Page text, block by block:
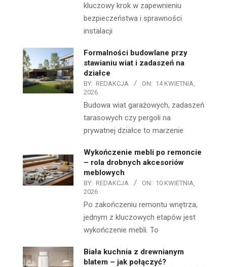
kluczowy krok w zapewnieniu
bezpieczeństwa i sprawności
instalacji
Formalności budowlane przy
stawianiu wiat i zadaszeń na
działce
BY: REDAKCJA ON: 14 KWIETNIA,
2026
Budowa wiat garażowych, zadaszeń
tarasowych czy pergoli na
prywatnej działce to marzenie
Wykończenie mebli po remoncie
– rola drobnych akcesoriów
meblowych
BY: REDAKCJA ON: 10 KWIETNIA,
2026
Po zakończeniu remontu wnętrza,
jednym z kluczowych etapów jest
wykończenie mebli. To
Biała kuchnia z drewnianym
blatem – jak połączyć?